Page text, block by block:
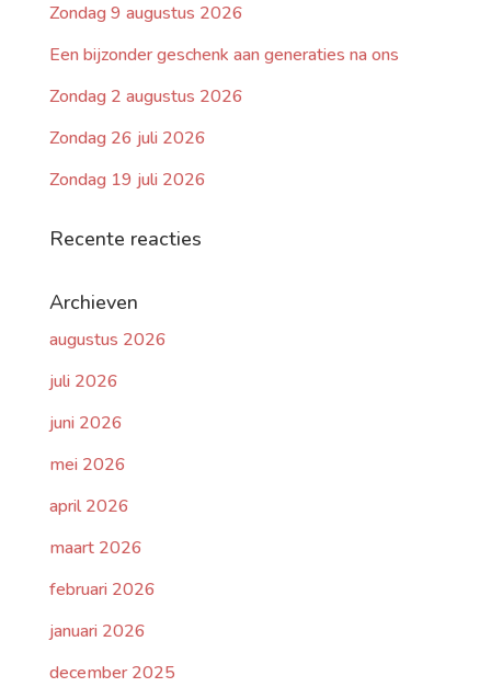
Zondag 9 augustus 2026
Een bijzonder geschenk aan generaties na ons
Zondag 2 augustus 2026
Zondag 26 juli 2026
Zondag 19 juli 2026
Recente reacties
Archieven
augustus 2026
juli 2026
juni 2026
mei 2026
april 2026
maart 2026
februari 2026
januari 2026
december 2025